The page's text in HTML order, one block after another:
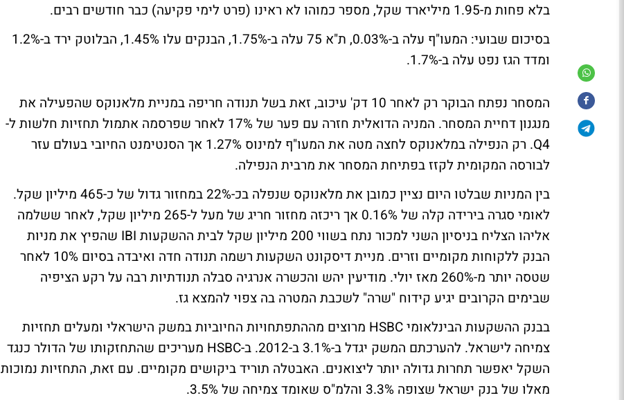
בלא פחות מ-1.95 מיליארד שקל, מספר כמוהו לא ראינו (פרט לימי פקיעה) כבר חודשים רבים.
בסיכום שבועי: המעו"ף עלה ב-0.03%, ת"א 75 עלה ב-1.75%, הבנקים עלו 1.45%, הבלוטק ירד ב-1.2%
ומדד הגז נפט עלה ב-1.7%.
המסחר נפתח הבוקר רק לאחר 10 דק' עיכוב, זאת בשל תנודה חריפה במניית מלאנוקס שהפעילה את
מנגנון דחיית המסחר. המניה הדואלית חזרה עם פער של 17% לאחר שפרסמה אתמול תחזיות חלשות ל-
Q4. רק הנפילה במלאנוקס לחצה מטה את המעו"ף למינוס 1.27% אך הסנטימנט החיובי בעולם עזר
לבורסה המקומית לקזז בפתיחת המסחר את מרבית הנפילה.
בין המניות שבלטו היום נציין כמובן את מלאנוקס שנפלה בכ-22% במחזור גדול של כ-465 מיליון שקל.
לאומי סגרה בירידה קלה של 0.16% אך ריכזה מחזור חריג של מעל ל-265 מיליון שקל, לאחר ששלמה
אליהו הצליח בניסיון השני למכור נתח בשווי 200 מיליון שקל לבית ההשקעות IBI שהפיץ את מניות
הבנק ללקוחות מקומיים וזרים. מניית דיסקונט השקעות רשמה תנודה חדה ואיבדה בסיום 10% לאחר
שטסה יותר מ-260% מאז יולי. מודיעין יהש והכשרה אנרגיה סבלה תנודתיות רבה על רקע הציפיה
שבימים הקרובים יגיע קידוח "שרה" לשכבת המטרה בה צפוי להמצא גז.
בבנק ההשקעות הבינלאומי HSBC מרוצים מההתפתחויות החיוביות במשק הישראלי ומעלים תחזיות
צמיחה לישראל. להערכתם המשק יגדל ב-3.1% ב-2012. ב-HSBC מעריכים שהתחזקותו של הדולר כנגד
השקל יאפשר תחרות גדולה יותר ליצואנים. האבטלה תוריד ביקושים מקומיים. עם זאת, התחזיות נמוכות
מאלו של בנק ישראל שצופה 3.3% והלמ"ס שאומד צמיחה של 3.5%.